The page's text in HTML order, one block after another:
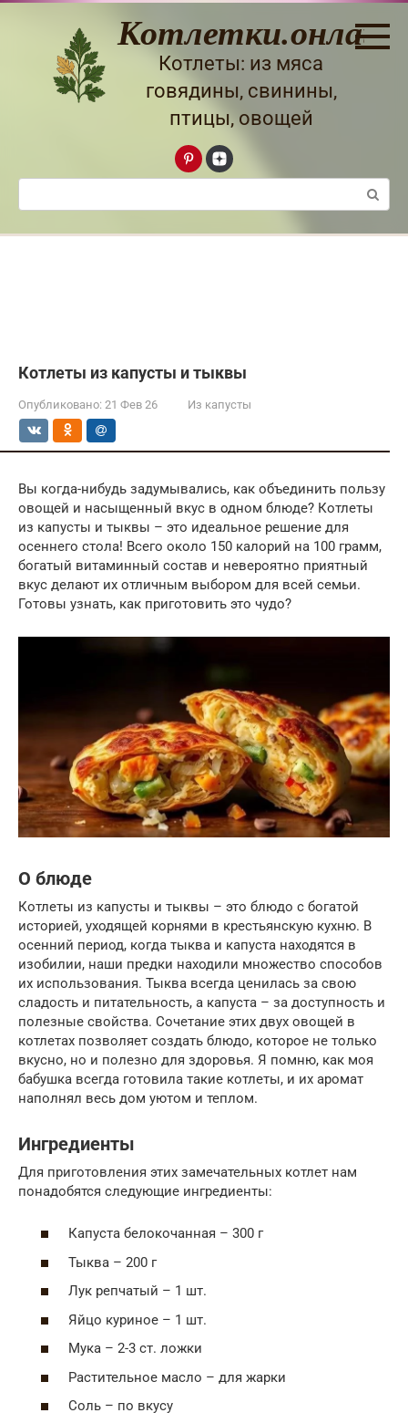
Перейти
Котлетки.онлайн
Котлеты: из мяса
говядины, свинины,
птицы, овощей
Поиск:
Котлеты из капусты и тыквы
Опубликовано: 21 Фев 26 Из капусты
Вы когда-нибудь задумывались, как объединить пользу
овощей и насыщенный вкус в одном блюде? Котлеты
из капусты и тыквы – это идеальное решение для
осеннего стола! Всего около 150 калорий на 100 грамм,
богатый витаминный состав и невероятно приятный
вкус делают их отличным выбором для всей семьи.
Готовы узнать, как приготовить это чудо?
О блюде
Котлеты из капусты и тыквы – это блюдо с богатой
историей, уходящей корнями в крестьянскую кухню. В
осенний период, когда тыква и капуста находятся в
изобилии, наши предки находили множество способов
их использования. Тыква всегда ценилась за свою
сладость и питательность, а капуста – за доступность и
полезные свойства. Сочетание этих двух овощей в
котлетах позволяет создать блюдо, которое не только
вкусно, но и полезно для здоровья. Я помню, как моя
бабушка всегда готовила такие котлеты, и их аромат
наполнял весь дом уютом и теплом.
Ингредиенты
Для приготовления этих замечательных котлет нам
понадобятся следующие ингредиенты:
Капуста белокочанная – 300 г
Тыква – 200 г
Лук репчатый – 1 шт.
Яйцо куриное – 1 шт.
Мука – 2-3 ст. ложки
Растительное масло – для жарки
Соль – по вкусу